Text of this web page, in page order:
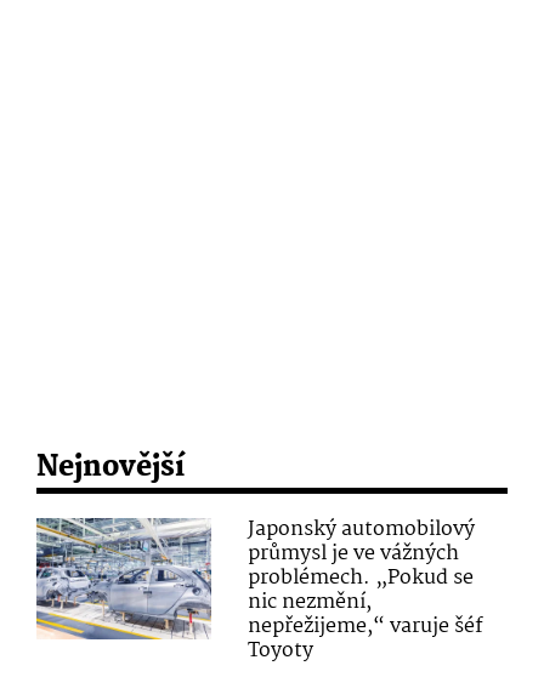
Nejnovější
Japonský automobilový
průmysl je ve vážných
problémech. „Pokud se
nic nezmění,
nepřežijeme,“ varuje šéf
Toyoty